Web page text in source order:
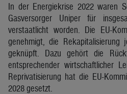
In der Energiekrise 2022 waren
Gasversorger Uniper für
verstaatlicht worden. Die EU-
genehmigt, die Rekapitalisierung
geknüpft. Dazu gehört die
entsprechender wirtschaftlicher
Reprivatisierung hat die EU-
2028 gesetzt.